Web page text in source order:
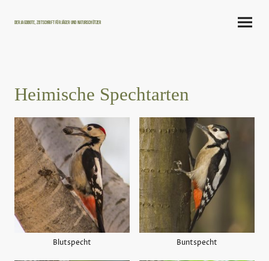
Der Jagdbote, Zeitschrift für Jäger und Naturschützer
Heimische Spechtarten
Blutspecht Buntspecht